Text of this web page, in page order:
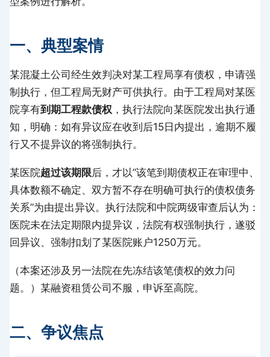
一、典型案情
某混凝土公司经生效判决对某工程局享有债权，申请强
制执行，但工程局无财产可供执行。由于工程局对某医
院享有到期工程款债权 ，执行法院向某医院发出执行通
知，明确：如有异议应在收到后15日内提出，逾期不履
行又不提异议的将强制执行。
某医院超过该期限后，才以”该笔到期债权正在审理中、
具体数额不确定、双方暂不存在明确可执行的债权债务
关系”为由提出异议。执行法院和中院两级审查后认为：
医院未在法定期限内提异议，法院有权强制执行，遂驳
回异议、强制扣划了某医院账户1250万元。
（本案还涉及另一法院在先冻结该笔债权的效力问
题。）某融资租赁公司不服，申诉至高院。
二、争议焦点